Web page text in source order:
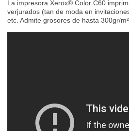
La impresora Xerox® Color C60
verjurados (tan de moda en
etc. Admite grosores de hasta 300gr/m².